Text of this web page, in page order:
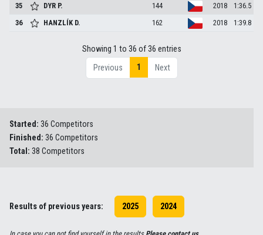
35
DYR P. 144 2018
1:36.5
36
HANZLÍK D. 162 2018 1:39.8
Showing 1 to 36 of 36 entries
Previous
1 Next
Started: 36 Competitors
Finished: 36 Competitors
Total: 38 Competitors
Results of previous years: 2025 2024